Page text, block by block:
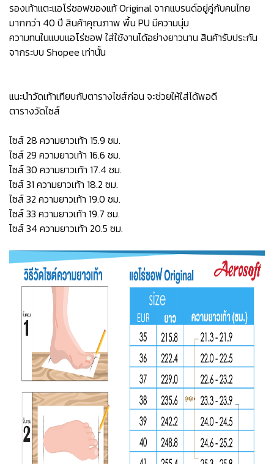
รองเท้าแตะแอโร่ซอฟของแท้ Original จากแบรนด์อยู่คู่กับคนไทย
มากกว่า 40 ปี สินค้าคุณภาพ พื้น PU มีความนุ่ม
ความทนในแบบแอโร่ซอฟ ใส่ใช้งานได้อย่างยาวนาน สินค้ารับประกัน
จากระบบ Shopee เท่านั้น
แนะนำวัดเท้าเทียบกับตารางไซส์ก่อน จะช่วยให้ใส่ได้พอดี
ตารางวัดไซส์
ไซส์ 28 ความยาวเท้า 15.9 ซม.
ไซส์ 29 ความยาวเท้า 16.6 ซม.
ไซส์ 30 ความยาวเท้า 17.4 ซม.
ไซส์ 31 ความยาวเท้า 18.2 ซม.
ไซส์ 32 ความยาวเท้า 19.0 ซม.
ไซส์ 33 ความยาวเท้า 19.7 ซม.
ไซส์ 34 ความยาวเท้า 20.5 ซม.